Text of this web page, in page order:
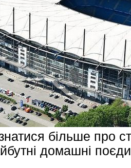
більше про
домашні